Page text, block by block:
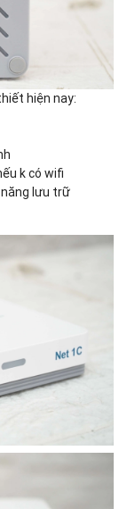
hiện nay:
k có wifi
năng lưu trữ